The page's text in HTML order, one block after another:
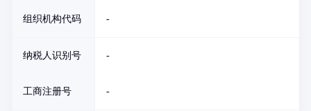
组织机构代码 -
纳税人识别号 -
工商注册号 -